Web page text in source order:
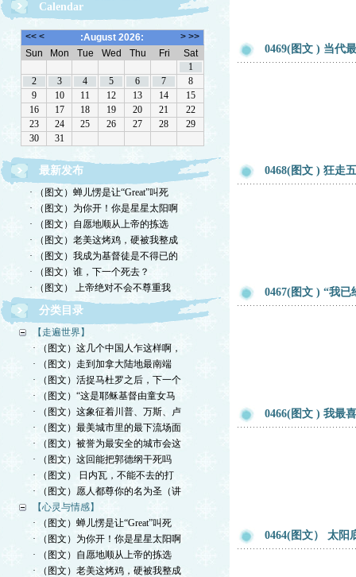
Calendar
最新发布
· （图文）蝉儿愣是让“Great”叫死
· （图文）为你开！你是星星太阳啊
· （图文）自愿地顺从上帝的拣选
· （图文）老美这烤鸡，硬被我整成
· （图文）我成为基督徒是不得已的
· （图文）谁，下一个死去？
· （图文） 上帝绝对不会不尊重我
分类目录
【走遍世界】
· （图文）这几个中国人乍这样啊，
· （图文）走到加拿大陆地最南端
· （图文）活捉马杜罗之后，下一个
· （图文）“这是耶稣基督由童女马
· （图文）这象征着川普、万斯、卢
· （图文）最美城市里的最下流场面
· （图文）被誉为最安全的城市会这
· （图文）这回能把郭德纲干死吗
· （图文） 日内瓦，不能不去的打
· （图文）愿人都尊你的名为圣（讲
【心灵与情感】
· （图文）蝉儿愣是让“Great”叫死
· （图文）为你开！你是星星太阳啊
· （图文）自愿地顺从上帝的拣选
· （图文）老美这烤鸡，硬被我整成
0469(图文 ) 当代
0468(图文 ) 狂走
0467(图文 ) “我
0466(图文 ) 我最
0464(图文） 太阳